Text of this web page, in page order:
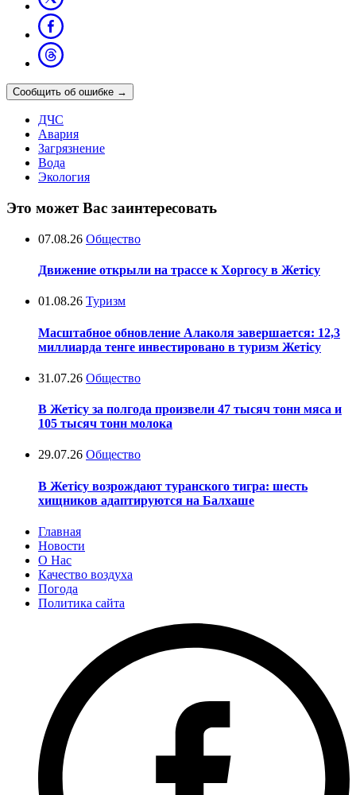
Сообщить об ошибке →
ДЧС
Авария
Загрязнение
Вода
Экология
Это может Вас заинтересовать
07.08.26 Общество
Движение открыли на трассе к Хоргосу в Жетісу
01.08.26 Туризм
Масштабное обновление Алаколя завершается: 12,3
миллиарда тенге инвестировано в туризм Жетісу
31.07.26 Общество
В Жетісу за полгода произвели 47 тысяч тонн мяса и
105 тысяч тонн молока
29.07.26 Общество
В Жетісу возрождают туранского тигра: шесть
хищников адаптируются на Балхаше
Главная
Новости
О Нас
Качество воздуха
Погода
Политика сайта